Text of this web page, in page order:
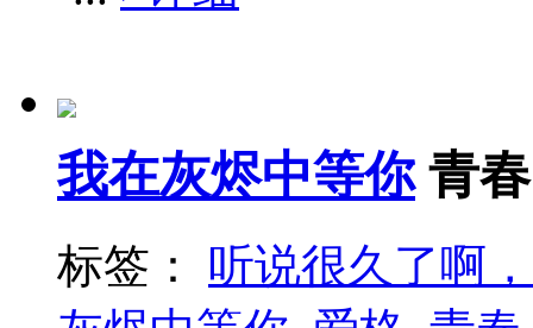
我在灰烬中等你 青
标签： 听说很久了啊